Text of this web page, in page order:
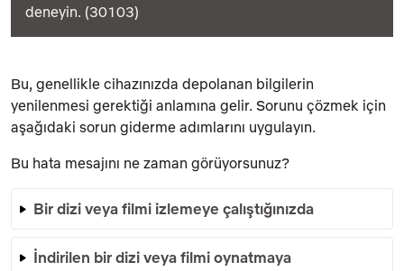
deneyin. (30103)
Bu, genellikle cihazınızda depolanan bilgilerin
yenilenmesi gerektiği anlamına gelir. Sorunu çözmek için
aşağıdaki sorun giderme adımlarını uygulayın.
Bu hata mesajını ne zaman görüyorsunuz?
Bir dizi veya filmi izlemeye çalıştığınızda
İndirilen bir dizi veya filmi oynatmaya